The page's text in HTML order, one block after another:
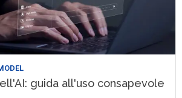
guida all'uso consapevole